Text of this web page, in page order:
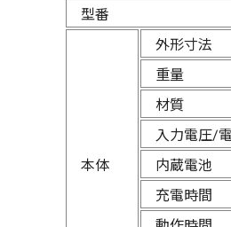
型番
本体
外形寸法
重量
材質
入力電圧/
内蔵電池
充電時間